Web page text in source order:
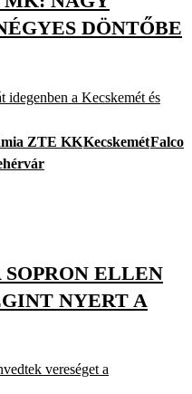
DÖNTŐBE
idegenben a Kecskemét és
ZTE KKKecskemétFalco
ELLEN
NYERT A
vereséget a